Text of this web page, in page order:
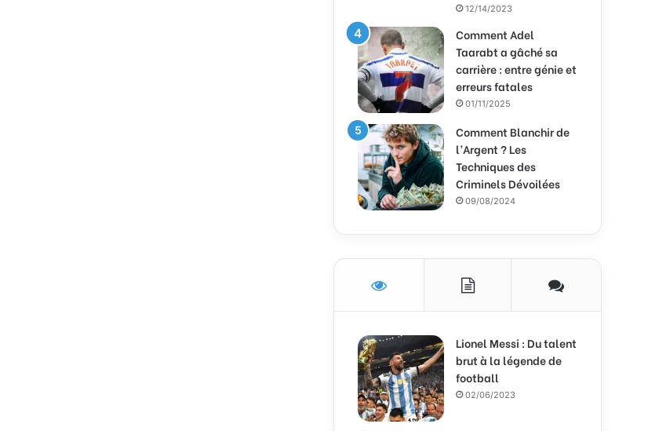
12/14/2023
Comment Adel
Taarabt a gâché sa
carrière : entre génie et
erreurs fatales
01/11/2025
Comment Blanchir de
l’Argent ? Les
Techniques des
Criminels Dévoilées
09/08/2024
Lionel Messi : Du talent
brut à la légende de
football
02/06/2023